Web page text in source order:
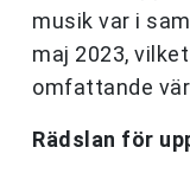
musik var i
maj 2023,
omfattande
Rädslan för